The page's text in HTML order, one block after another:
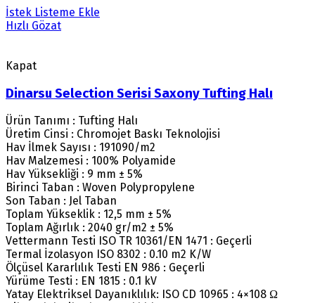
İstek Listeme Ekle
Hızlı Gözat
Kapat
Dinarsu Selection Serisi Saxony Tufting Halı
Ürün Tanımı : Tufting Halı
Üretim Cinsi : Chromojet Baskı Teknolojisi
Hav İlmek Sayısı : 191090/m2
Hav Malzemesi : 100% Polyamide
Hav Yüksekliği : 9 mm ± 5%
Birinci Taban : Woven Polypropylene
Son Taban : Jel Taban
Toplam Yükseklik : 12,5 mm ± 5%
Toplam Ağırlık : 2040 gr/m2 ± 5%
Vettermann Testi ISO TR 10361/EN 1471 : Geçerli
Termal İzolasyon ISO 8302 : 0.10 m2 K/W
Ölçüsel Kararlılık Testi EN 986 : Geçerli
Yürüme Testi : EN 1815 : 0.1 kV
Yatay Elektriksel Dayanıklılık: ISO CD 10965 : 4×108 Ω